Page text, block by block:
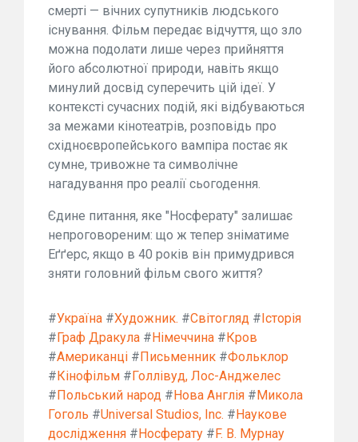
смерті — вічних супутників людського
існування. Фільм передає відчуття, що зло
можна подолати лише через прийняття
його абсолютної природи, навіть якщо
минулий досвід суперечить цій ідеї. У
контексті сучасних подій, які відбуваються
за межами кінотеатрів, розповідь про
східноєвропейського вампіра постає як
сумне, тривожне та символічне
нагадування про реалії сьогодення.
Єдине питання, яке "Носферату" залишає
непроговореним: що ж тепер зніматиме
Еґґерс, якщо в 40 років він примудрився
зняти головний фільм свого життя?
#Україна #Художник. #Світогляд #Історія
#Граф Дракула #Німеччина #Кров
#Американці #Письменник #Фольклор
#Кінофільм #Голлівуд, Лос-Анджелес
#Польський народ #Нова Англія #Микола
Гоголь #Universal Studios, Inc. #Наукове
дослідження #Носферату #F. В. Мурнау